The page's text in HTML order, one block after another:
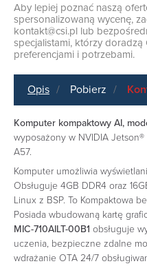
Aby lepiej poznać naszą
spersonalizowaną wycenę,
kontakt@csi.pl lub
specjalistami, którzy doradzą
preferencjami i potrzebami.
Opis Pobierz
Komputer kompaktowy AI,
wyposażony w NVIDIA
A57.
Komputer umożliwia
Obsługuje 4GB DDR4 oraz
Linux z BSP. To Kompaktowa
Posiada wbudowaną kartę
MIC-710AILT-00B1 obsługuje
uczenia, bezpieczne zdalne
wdrażanie OTA 24/7